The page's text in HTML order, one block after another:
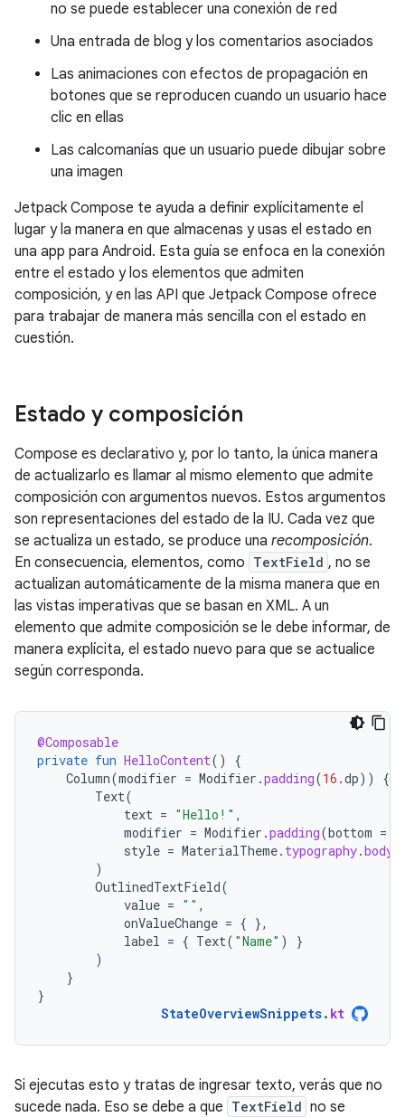
no se puede establecer una conexión de red
Una entrada de blog y los comentarios asociados
Las animaciones con efectos de propagación en
botones que se reproducen cuando un usuario hace
clic en ellas
Las calcomanías que un usuario puede dibujar sobre
una imagen
Jetpack Compose te ayuda a definir explícitamente el
lugar y la manera en que almacenas y usas el estado en
una app para Android. Esta guía se enfoca en la conexión
entre el estado y los elementos que admiten
composición, y en las API que Jetpack Compose ofrece
para trabajar de manera más sencilla con el estado en
cuestión.
Estado y composición
Compose es declarativo y, por lo tanto, la única manera
de actualizarlo es llamar al mismo elemento que admite
composición con argumentos nuevos. Estos argumentos
son representaciones del estado de la IU. Cada vez que
se actualiza un estado, se produce una recomposición.
En consecuencia, elementos, como TextField , no se
actualizan automáticamente de la misma manera que en
las vistas imperativas que se basan en XML. A un
elemento que admite composición se le debe informar, de
manera explícita, el estado nuevo para que se actualice
según corresponda.
@Composable
private fun HelloContent()
{
Column(modifier = Modifier .padding(16.dp))
{
Text(
text = "Hello!" ,
modifier = Modifier .padding(bottom =
style = MaterialTheme. typography.
)
OutlinedTextField(
value = "" ,
onValueChange = { },
label = { Text( "Name" )
}
)
}
}
StateOverviewSnippets. kt
Si ejecutas esto y tratas de ingresar texto, verás que no
sucede nada. Eso se debe a que TextField no se